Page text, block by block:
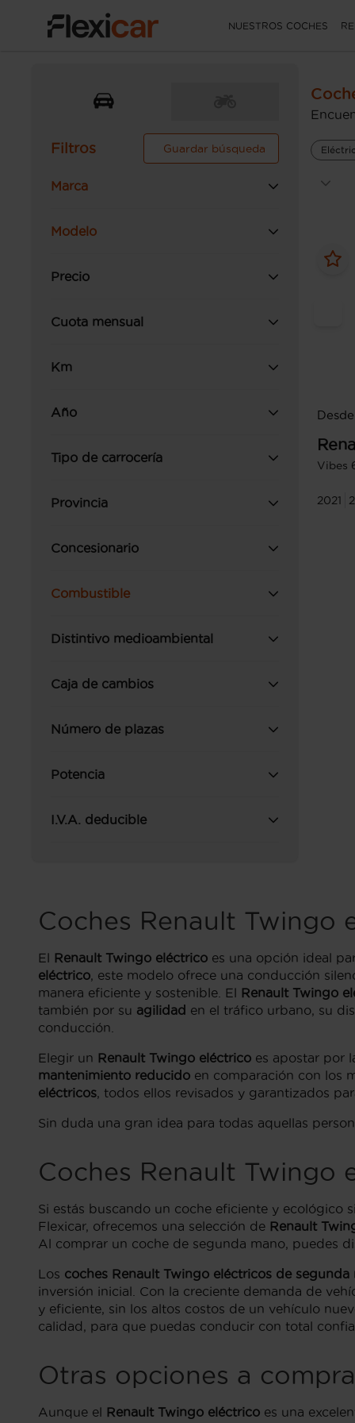
NUESTROS COCHES
Filtros Guardar búsqueda
Marca
Modelo
Precio
Cuota mensual
Km
Año
Tipo de carrocería
Provincia
Concesionario
Combustible
Distintivo medioambiental
Caja de cambios
Número de plazas
Potencia
I.V.A. deducible
Vibes
2021
Coches Renault Twingo
El Renault Twingo eléctrico es una opción ideal
eléctrico, este modelo ofrece una conducción
manera eficiente y sostenible. El Renault Twingo
también por su agilidad en el tráfico urbano, su
conducción.
Elegir un Renault Twingo eléctrico es apostar por
mantenimiento reducido en comparación con los
eléctricos, todos ellos revisados y garantizados
Sin duda una gran idea para todas aquellas
Coches Renault Twingo
Si estás buscando un coche eficiente y ecológico
Flexicar, ofrecemos una selección de Renault
Al comprar un coche de segunda mano, puedes
Los coches Renault Twingo eléctricos de segunda
inversión inicial. Con la creciente demanda de
y eficiente, sin los altos costos de un vehículo
calidad, para que puedas conducir con total
Otras opciones a
Aunque el Renault Twingo eléctrico es una